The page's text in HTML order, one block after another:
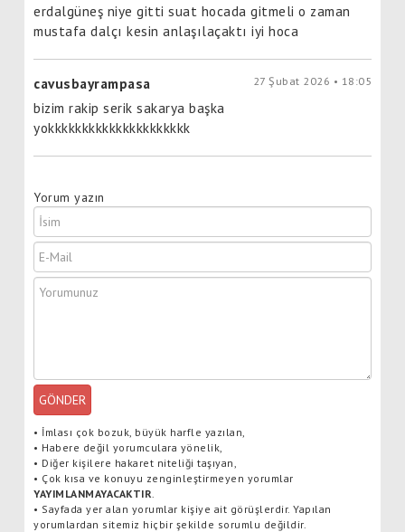
erdalgüneş niye gitti suat hocada gitmeli o zaman
mustafa dalçı kesin anlaşılaçaktı iyi hoca
cavusbayrampasa 27 Şubat 2026 • 18:05
bizim rakip serik sakarya başka
yokkkkkkkkkkkkkkkkkkkkk
Yorum yazın
GÖNDER
• İmlası çok bozuk, büyük harfle yazılan,
• Habere değil yorumculara yönelik,
• Diğer kişilere hakaret niteliği taşıyan,
• Çok kısa ve konuyu zenginleştirmeyen yorumlar
YAYIMLANMAYACAKTIR
• Sayfada yer alan yorumlar kişiye ait görüşlerdir. Yapılan
yorumlardan sitemiz hiçbir şekilde sorumlu değildir.